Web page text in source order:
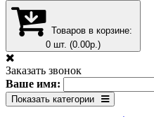
Товаров в корзине:
0 шт. (0.00р.)
Заказать звонок
Ваше имя:
Показать категории